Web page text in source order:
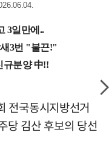
전국동시지방선거
당 김산 후보의 당선